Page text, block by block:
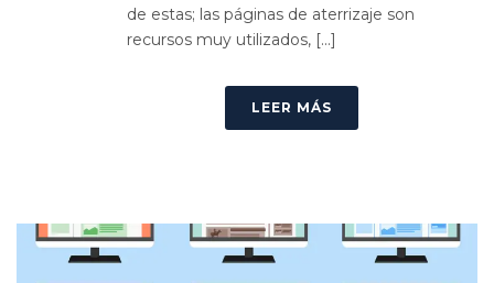
de estas; las páginas de aterrizaje son
recursos muy utilizados, [...]
LEER MÁS